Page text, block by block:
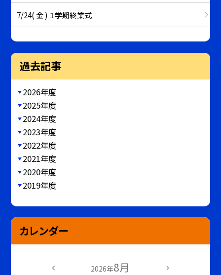
7/24( 金 ) １学期終業式
過去記事
2026年度
2025年度
2024年度
2023年度
2022年度
2021年度
2020年度
2019年度
カレンダー
2026年8月